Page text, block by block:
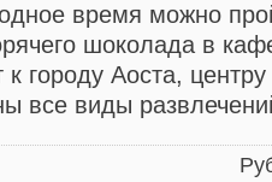
время можно
шоколада в
городу Аоста,
все виды